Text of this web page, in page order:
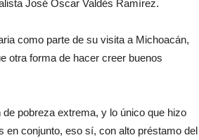
José Oscar Valdés Ramírez.
como parte de su visita a Michoacán,
otra forma de hacer creer buenos
pobreza extrema, y lo único que hizo
en conjunto, eso sí, con alto préstamo del